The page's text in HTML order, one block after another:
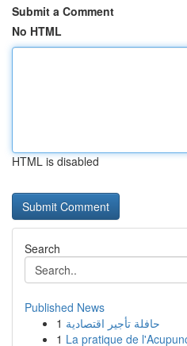
Submit a Comment
No HTML
HTML is disabled
Search
Published News
1 حافلة تأجير اقتصادية
1 La pratique de